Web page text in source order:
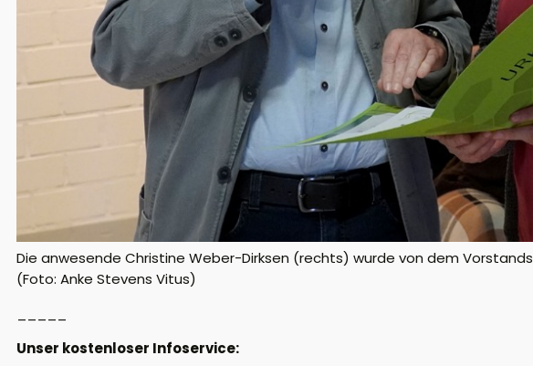
Die anwesende Christine Weber-Dirksen (rechts) wurde von dem
(Foto: Anke Stevens Vitus)
Unser kostenloser Infoservice: